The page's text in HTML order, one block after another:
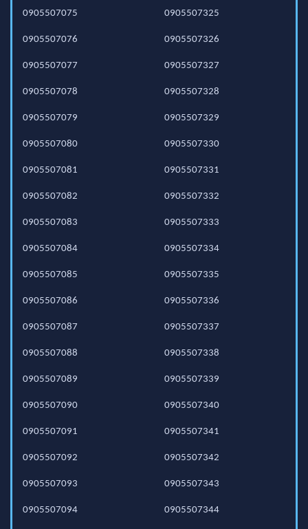
0905507075
0905507076
0905507077
0905507078
0905507079
0905507080
0905507081
0905507082
0905507083
0905507084
0905507085
0905507086
0905507087
0905507088
0905507089
0905507090
0905507091
0905507092
0905507093
0905507094
0905507325
0905507326
0905507327
0905507328
0905507329
0905507330
0905507331
0905507332
0905507333
0905507334
0905507335
0905507336
0905507337
0905507338
0905507339
0905507340
0905507341
0905507342
0905507343
0905507344